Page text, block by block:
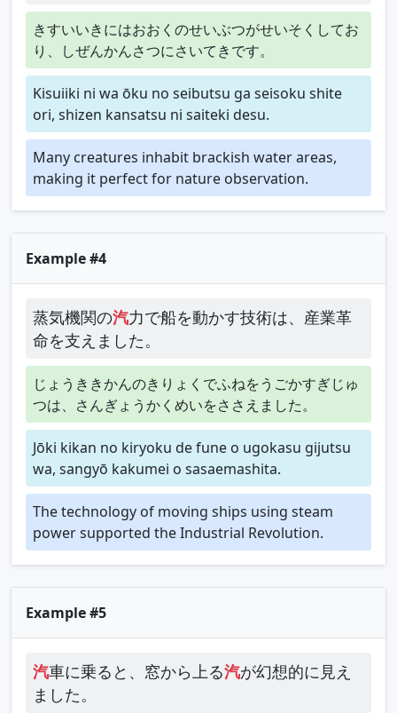
きすいいきにはおおくのせいぶつがせいそくしてお
り、しぜんかんさつにさいてきです。
Kisuiiki ni wa ōku no seibutsu ga seisoku shite
ori, shizen kansatsu ni saiteki desu.
Many creatures inhabit brackish water areas,
making it perfect for nature observation.
Example #4
蒸気機関の汽力で船を動かす技術は、産業革
命を支えました。
じょうききかんのきりょくでふねをうごかすぎじゅ
つは、さんぎょうかくめいをささえました。
Jōki kikan no kiryoku de fune o ugokasu gijutsu
wa, sangyō kakumei o sasaemashita.
The technology of moving ships using steam
power supported the Industrial Revolution.
Example #5
汽車に乗ると、窓から上る汽が幻想的に見え
ました。